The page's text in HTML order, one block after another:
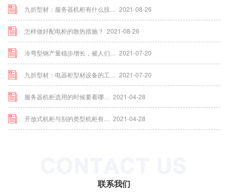
九折型材：服务器机柜有什么技… 2021-08-26
怎样做好配电柜的散热措施？ 2021-08-26
冷弯型钢产量稳步增长，被人们… 2021-07-20
九折型材：电器柜型材设备的工… 2021-07-20
服务器机柜选用的时候要看哪… 2021-04-28
开放式机柜与别的类型机柜有… 2021-04-28
联系我们